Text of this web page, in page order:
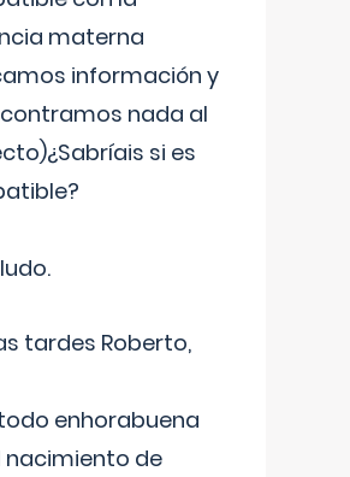
materna
información y
nada al
si es
tardes Roberto,
enhorabuena
nacimiento de